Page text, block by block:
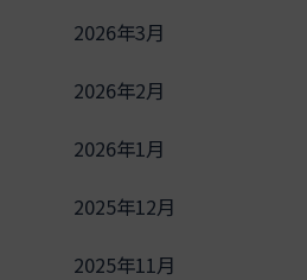
2026年3月
2026年2月
2026年1月
2025年12月
2025年11月